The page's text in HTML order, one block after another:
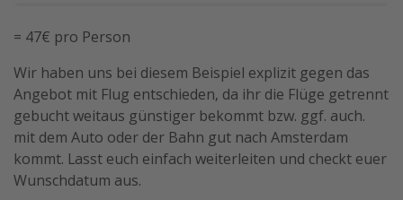
= 47€ pro Person
Wir haben uns bei diesem Beispiel explizit gegen das
Angebot mit Flug entschieden, da ihr die Flüge getrennt
gebucht weitaus günstiger bekommt bzw. ggf. auch.
mit dem Auto oder der Bahn gut nach Amsterdam
kommt. Lasst euch einfach weiterleiten und checkt euer
Wunschdatum aus.